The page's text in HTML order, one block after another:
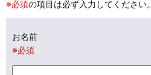
※必須の項目は必ず入力してください。
お名前
※必須